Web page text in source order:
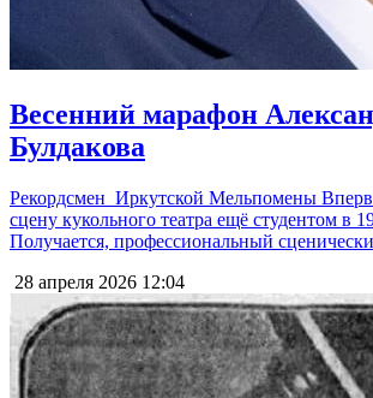
Весенний марафон
Булдакова
Рекордсмен Иркутской Мельпомены
сцену кукольного театра ещё студентом в
Получается, профессиональный
28 апреля 2026 12:04